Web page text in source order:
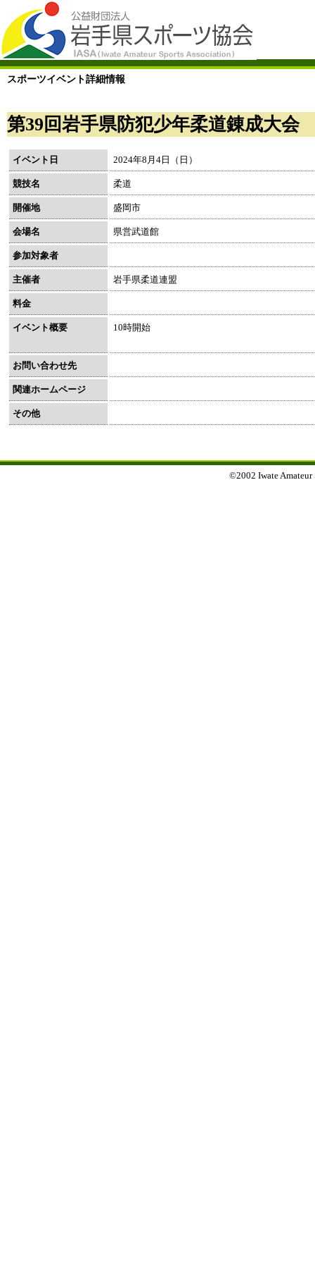
スポーツイベント詳細情報
第39回岩手県防犯少年柔道錬成大会
イベント日 2024年8月4日（日）
競技名 柔道
開催地 盛岡市
会場名 県営武道館
参加対象者
主催者 岩手県柔道連盟
料金
イベント概要 10時開始
お問い合わせ先
関連ホームページ
その他
©2002 Iwate Amateur